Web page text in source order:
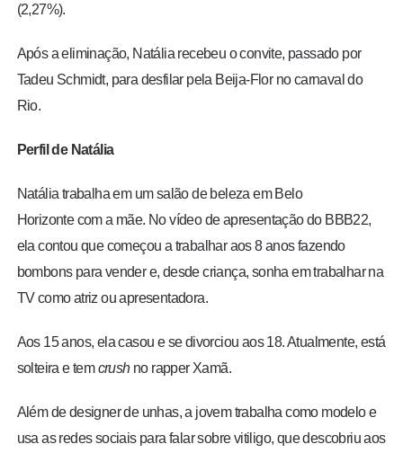
(2,27%).
Após a eliminação, Natália recebeu o convite, passado por
Tadeu Schmidt, para desfilar pela Beija-Flor no carnaval do
Rio.
Perfil de Natália
Natália trabalha em um salão de beleza em Belo
Horizonte com a mãe. No vídeo de apresentação do BBB22,
ela contou que começou a trabalhar aos 8 anos fazendo
bombons para vender e, desde criança, sonhaem trabalhar na
TV comoatrizouapresentadora.
Aos 15 anos, ela casou e se divorciou aos 18. Atualmente, está
solteira e temcrush no rapper Xamã.
Além de designer de unhas, a jovem trabalha como modelo e
usa as redes sociais para falar sobre vitiligo, que descobriu aos